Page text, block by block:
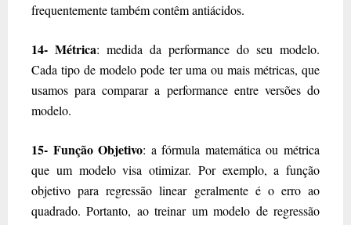
frequentemente também contêm antiácidos.
14- Métrica: medida da performance do seu modelo.
Cada tipo de modelo pode ter uma ou mais métricas, que
usamos para comparar a performance entre versões do
modelo.
15- Função Objetivo: a fórmula matemática ou métrica
que um modelo visa otimizar. Por exemplo, a função
objetivo para regressão linear geralmente é o erro ao
quadrado. Portanto, ao treinar um modelo de regressão